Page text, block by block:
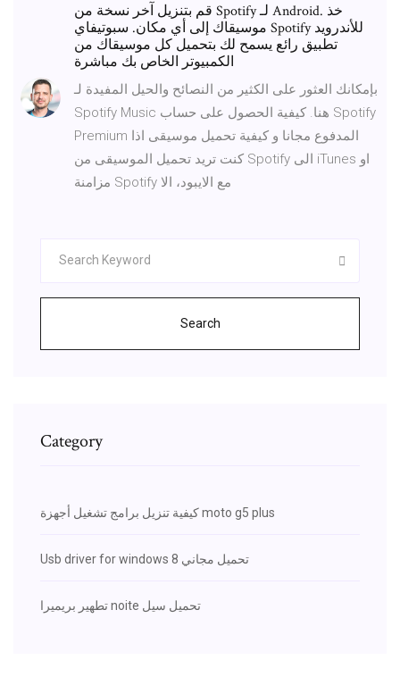
قم بتنزيل آخر نسخة من Spotify لـ Android. خذ
موسيقاك إلى أي مكان. سبوتيفاي Spotify للأندرويد
تطبيق رائع يسمح لك بتحميل كل موسيقاك من
الكمبيوتر الخاص بك مباشرة
بإمكانك العثور على الكثير من النصائح والحيل المفيدة لـ
Spotify Music هنا. كيفية الحصول على حساب Spotify
Premium المدفوع مجانا و كيفية تحميل موسيقى اذا
كنت تريد تحميل الموسيقى من Spotify الى iTunes او
مزامنة Spotify مع الايبود، الا
Search
Category
كيفية تنزيل برامج تشغيل أجهزة moto g5 plus
Usb driver for windows 8 تحميل مجاني
تطهير بريميرا noite تحميل سيل